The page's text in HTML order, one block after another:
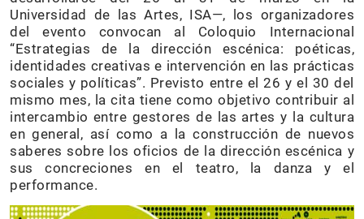
Universidad de las Artes, ISA—, los organizadores
del evento convocan al Coloquio Internacional
“Estrategias de la dirección escénica: poéticas,
identidades creativas e intervención en las prácticas
sociales y políticas”. Previsto entre el 26 y el 30 del
mismo mes, la cita tiene como objetivo contribuir al
intercambio entre gestores de las artes y la cultura
en general, así como a la construcción de nuevos
saberes sobre los oficios de la dirección escénica y
sus concreciones en el teatro, la danza y el
performance.